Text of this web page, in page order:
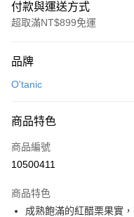
付款與運送方式
超取滿NT$899免運
信用卡一次付款
Apple Pay
街口支付
Google Pay
品牌
O'tanic
商品特色
商品編號
10500411
商品特色
成熟飽滿的紅醋栗果實